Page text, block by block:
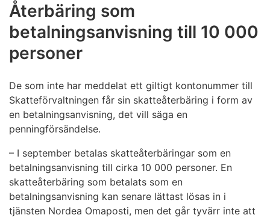
Återbäring som
betalningsanvisning till 10 000
personer
De som inte har meddelat ett giltigt kontonummer till
Skatteförvaltningen får sin skatteåterbäring i form av
en betalningsanvisning, det vill säga en
penningförsändelse.
– I september betalas skatteåterbäringar som en
betalningsanvisning till cirka 10 000 personer. En
skatteåterbäring som betalats som en
betalningsanvisning kan senare lättast lösas in i
tjänsten Nordea Omaposti, men det går tyvärr inte att